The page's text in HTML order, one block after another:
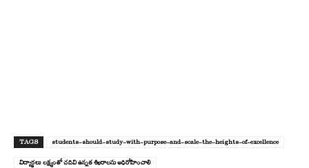
TAGS students-should-study-with-purpose-and-scale-the-heights-of-excellence
విద్యార్థ‌లు లక్ష్యంతో చ‌దివి ఉన్న‌త శిఖ‌రాల‌ను అధిరోహించాలి